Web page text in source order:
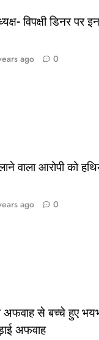
विपक्षी डिनर पर
ago 0
वाला आरोपी को
ago 0
से बच्चे हुए
अफवाह